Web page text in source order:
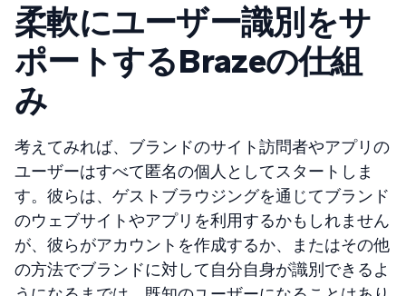
柔軟にユーザー識別をサ
ポートするBrazeの仕組
み
考えてみれば、ブランドのサイト訪問者やアプリの
ユーザーはすべて匿名の個人としてスタートしま
す。彼らは、ゲストブラウジングを通じてブランド
のウェブサイトやアプリを利用するかもしれません
が、彼らがアカウントを作成するか、またはその他
の方法でブランドに対して自分自身が識別できるよ